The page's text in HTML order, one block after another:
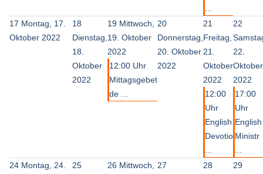
...
17 Montag, 17.
Oktober 2022
18
Dienstag,
18.
Oktober
2022
19 Mittwoch,
19. Oktober
2022
12:00 Uhr
Mittagsgebet
de ...
20
Donnerstag,
20. Oktober
2022
21
Freitag,
21.
Oktober
2022
12:00
Uhr
English
Devotio
...
22
22.
Oktober
2022
17:00
Uhr
English
Ministr
...
24 Montag, 24.
25
26 Mittwoch, 27
28
29